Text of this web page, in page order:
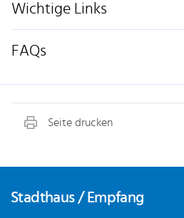
Wichtige Links
FAQs
Stadthaus / Empfang